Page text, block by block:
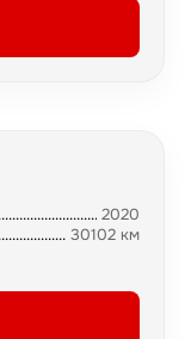
2020
30102 км